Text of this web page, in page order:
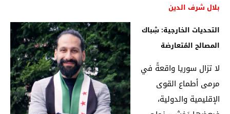
بلال شرف الدين
التحديات الخارجية: شِباك
المصالح المُتعارضة
لا تزال سوريا واقعةً في
مرمى أطماع القوى
الإقليمية والدولية،